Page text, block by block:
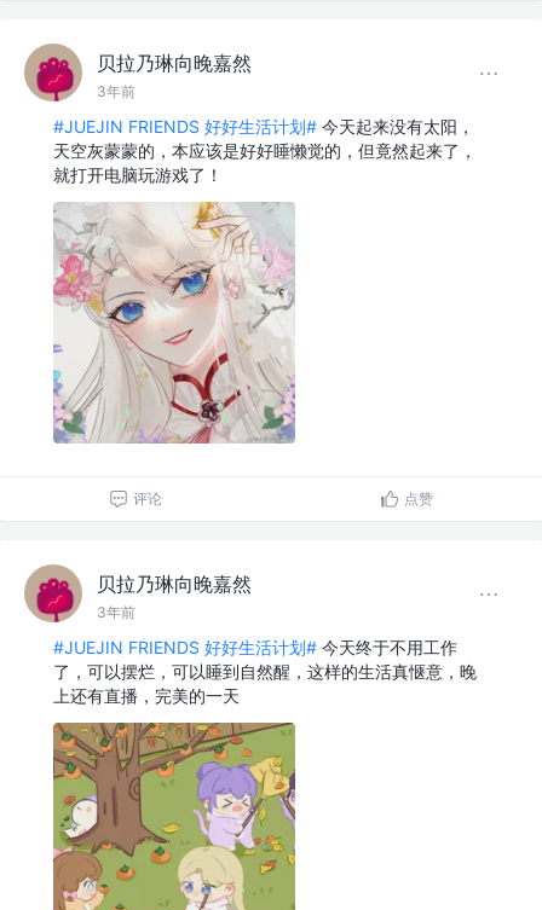
贝拉乃琳向晚嘉然
3年前
#JUEJIN FRIENDS 好好生活计划# 今天起来没有太阳，
天空灰蒙蒙的，本应该是好好睡懒觉的，但竟然起来了，
就打开电脑玩游戏了！
评论 点赞
贝拉乃琳向晚嘉然
3年前
#JUEJIN FRIENDS 好好生活计划# 今天终于不用工作
了，可以摆烂，可以睡到自然醒，这样的生活真惬意，晚
上还有直播，完美的一天